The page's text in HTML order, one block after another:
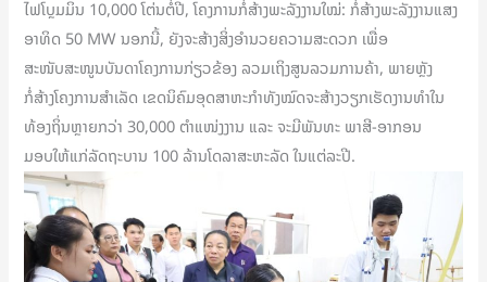
ໄຟໂບຼມມິນ 10,000 ໂຕ່ນຕໍ່ປີ, ໂຄງການກໍ່ສ້າງພະລັງງານໃໝ່: ກໍ່ສ້າງພະລັງງານແສງ
ອາທິດ 50 MW ນອກນີ້, ຍັງຈະສ້າງສິ່ງອຳນວຍຄວາມສະດວກ ເພື່ອ
ສະໜັບສະໜູນບັນດາໂຄງການກ່ຽວຂ້ອງ ລວມເຖິງສູນລວມການຄ້າ, ພາຍຫຼັງ
ກໍ່ສ້າງໂຄງການສຳເລັດ ເຂດນິຄົມອຸດສາຫະກຳທັງໝົດຈະສ້າງວຽກເຮັດງານທຳໃນ
ທ້ອງຖິ່ນຫຼາຍກວ່າ 30,000 ຕໍາແໜ່ງງານ ແລະ ຈະມີພັນທະ ພາສີ-ອາກອນ
ມອບໃຫ້ແກ່ລັດຖະບານ 100 ລ້ານໂດລາສະຫະລັດ ໃນແຕ່ລະປີ.